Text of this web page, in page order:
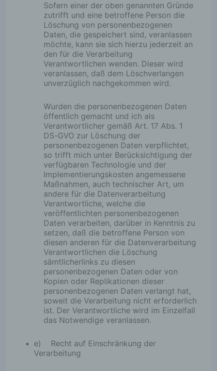
Sofern einer der oben genannten Gründe
zutrifft und eine betroffene Person die
Löschung von personenbezogenen
Daten, die gespeichert sind, veranlassen
möchte, kann sie sich hierzu jederzeit an
den für die Verarbeitung
Verantwortlichen wenden. Dieser wird
veranlassen, daß dem Löschverlangen
unverzüglich nachgekommen wird.
Wurden die personenbezogenen Daten
öffentlich gemacht und ich als
Verantwortlicher gemäß Art. 17 Abs. 1
DS-GVO zur Löschung der
personenbezogenen Daten verpflichtet,
so trifft mich unter Berücksichtigung der
verfügbaren Technologie und der
Implementierungskosten angemessene
Maßnahmen, auch technischer Art, um
andere für die Datenverarbeitung
Verantwortliche, welche die
veröffentlichten personenbezogenen
Daten verarbeiten, darüber in Kenntnis zu
setzen, daß die betroffene Person von
diesen anderen für die Datenverarbeitung
Verantwortlichen die Löschung
sämtlicherlinks zu diesen
personenbezogenen Daten oder von
Kopien oder Replikationen dieser
personenbezogenen Daten verlangt hat,
soweit die Verarbeitung nicht erforderlich
ist. Der Verantwortliche wird im Einzelfall
das Notwendige veranlassen.
e) Recht auf Einschränkung der
Verarbeitung
Umständen nicht alle Funktionen meiner Internetseite
nutzbar.
Erfassung von allgemeinen Daten und
Die Internetseite erfasst mit jedem Aufruf der
betroffene Person oder ein automatisiertes System
allgemeinen Daten und Informationen. Diese
Erfasst werden können die (1) verwendeten
Versionen, (2) das vom zugreifenden System
Betriebssystem, (3) die Internetseite, von welcher ein
System auf meine Internetseite gelangt (sogenannte
die Unterwebseiten, welche über ein zugreifendes
unserer Internetseite angesteuert werden, (5) das
Uhrzeit eines Zugriffs auf die Internetseite, (6) eine
Protokoll-Adresse (IP-Adresse), (7) der Internet-
zugreifenden Systems und (8) sonstige ähnliche Daten
Informationen, die der Gefahrenabwehr im Falle von
meine informationstechnologischen Systeme dienen.
Bei der Nutzung dieser allgemeinen Daten und
entstehen keine Rückschlüsse auf die betroffene
Informationen werden vielmehr benötigt, um (1) die
Internetseite korrekt auszuliefern, (2) die Inhalte
sowie die Werbung für diese zu optimieren, (3) die
Funktionsfähigkeit meiner
und der Technik meiner Internetseite zu gewährleisten
Strafverfolgungsbehörden im Falle eines
Strafverfolgung notwendigen Informationen
anonym erhobenen Daten und Informationen werden
daher einerseits statistisch und ferner mit dem Ziel
optimales Schutzniveau für die von mir verarbeiteten
personenbezogenen Daten sicherzustellen. Die